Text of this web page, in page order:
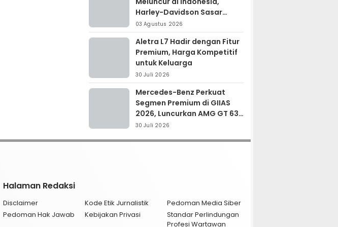
Harley-Davidson Sasar
Kolektor Motor Premium
03 Agustus 2026
Aletra L7 Hadir dengan Fitur
Premium, Harga Kompetitif
untuk Keluarga
30 Juli 2026
Mercedes-Benz Perkuat
Segmen Premium di GIIAS
2026, Luncurkan AMG GT 63
PRO dan GLC 200
30 Juli 2026
Halaman Redaksi
Disclaimer Kode Etik Jurnalistik
Pedoman Media Siber
Pedoman Hak Jawab
Kebijakan Privasi
Standar Perlindungan
Profesi Wartawan